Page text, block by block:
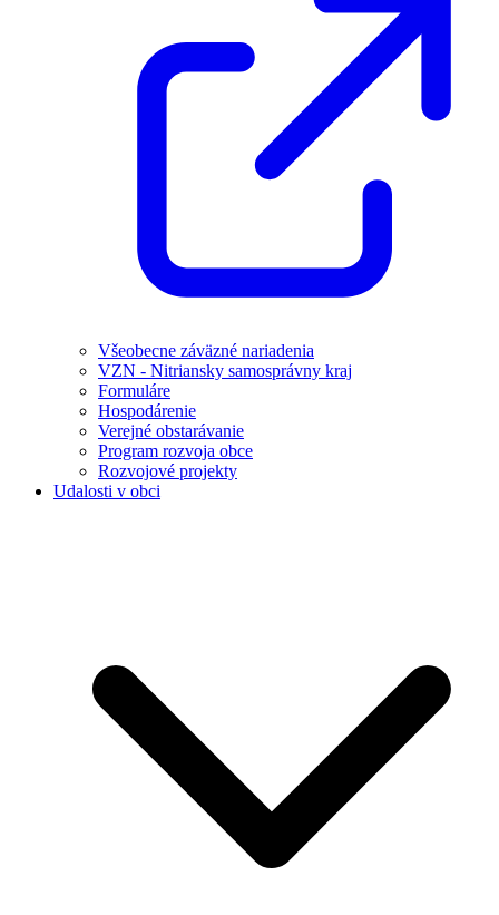
Všeobecne záväzné nariadenia
VZN - Nitriansky samosprávny kraj
Formuláre
Hospodárenie
Verejné obstarávanie
Program rozvoja obce
Rozvojové projekty
Udalosti v obci